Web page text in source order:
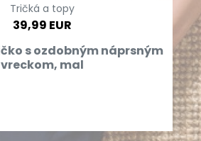
Tričká a topy
39,99 EUR
s ozdobným náprsným
vreckom, mal